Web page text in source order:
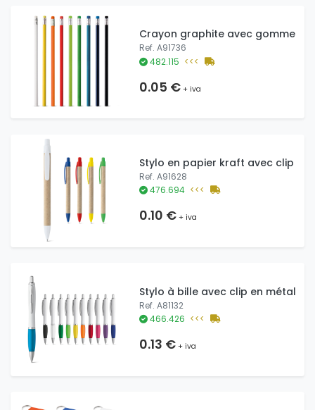
Crayon graphite avec gomme
Ref. A91736
482.115 <<<
0.05 €+ iva
Stylo en papier kraft avec clip
Ref. A91628
476.694 <<<
0.10 €+ iva
Stylo à bille avec clip en métal
Ref. A81132
466.426 <<<
0.13 €+ iva